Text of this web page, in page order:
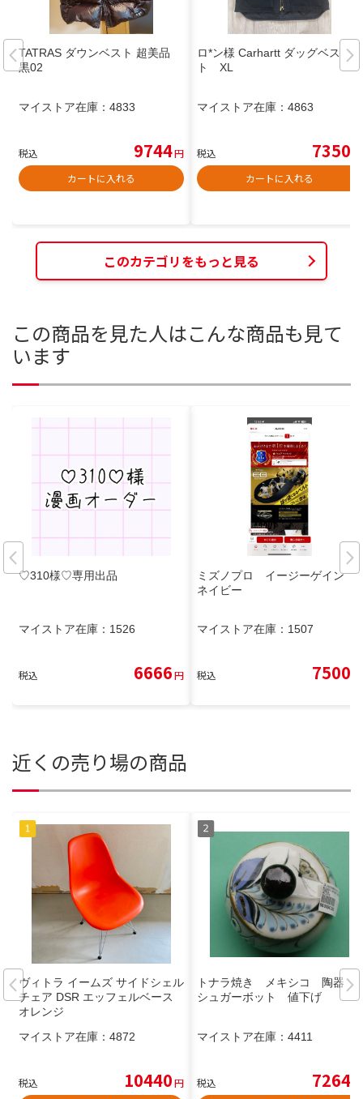
TATRAS ダウンベスト 超美品
黒02
マイストア在庫： 4833
税込 9744円
カートに入れる
ロ*ン様 Carhartt ダッグベス
ト XL
マイストア在庫： 4863
税込 7350
カートに入れる
このカテゴリをもっと見る
この商品を見た人はこんな商品も見て
います
♡310様♡専用出品
マイストア在庫： 1526
税込 6666円
ミズノプロ イージーゲイン
ネイビー
マイストア在庫： 1507
税込 7500
近くの売り場の商品
ヴィトラ イームズ サイドシェル
チェア DSR エッフェルベース
オレンジ
マイストア在庫： 4872
税込 10440円
トナラ焼き メキシコ 陶器
シュガーボット 値下げ
マイストア在庫： 4411
税込 7264